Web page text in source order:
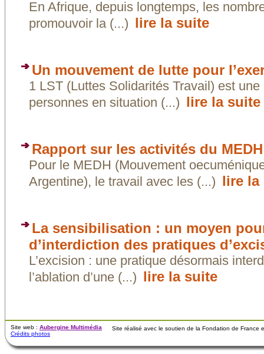
En Afrique, depuis longtemps, les
promouvoir la (...) lire la suite
Un mouvement de lutte pour
1 LST (Luttes Solidarités Travail) est
personnes en situation (...) lire la suite
Rapport sur les activités du
Pour le MEDH (Mouvement
Argentine), le travail avec les (...) lire la
La sensibilisation : un moyen
d’interdiction des pratiques
L’excision : une pratique désormais
l’ablation d’une (...) lire la suite
Site web : Aubergine Multimédia
Crédits photos
Site réalisé avec le soutien de la Fondation de France